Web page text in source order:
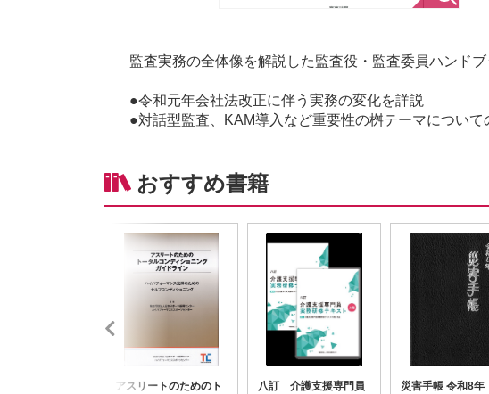
監査実務の全体像を解説した監査役・監査委員ハンドブ
●令和元年会社法改正に伴う実務の変化を詳説
●対話型監査、KAM導入など重要性の桝テーマについて
おすすめ書籍
アスリートのためのト
八訂 介護支援専門員
災害手帳 令和8年